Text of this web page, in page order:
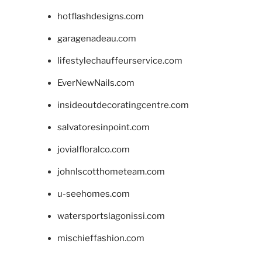
hotflashdesigns.com
garagenadeau.com
lifestylechauffeurservice.com
EverNewNails.com
insideoutdecoratingcentre.com
salvatoresinpoint.com
jovialfloralco.com
johnlscotthometeam.com
u-seehomes.com
watersportslagonissi.com
mischieffashion.com